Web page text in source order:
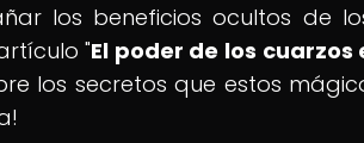
los beneficios ocultos de
"El poder de los
los secretos que estos